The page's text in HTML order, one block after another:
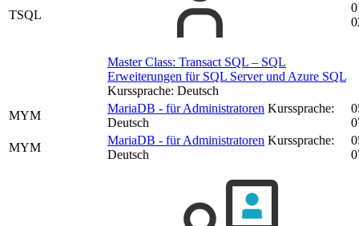
TSQL
Master Class: Transact SQL – SQL
Erweiterungen für SQL Server und Azure SQL
Kurssprache: Deutsch
MYM
MariaDB - für Administratoren Kurssprache:
Deutsch
MYM
MariaDB - für Administratoren Kurssprache:
Deutsch